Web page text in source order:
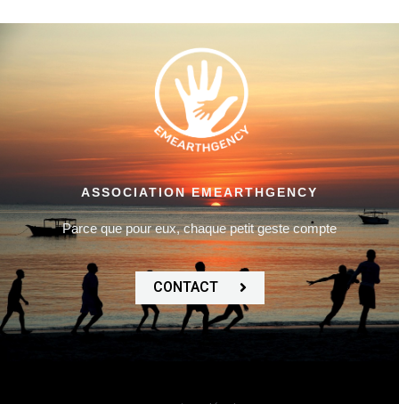
ASSOCIATION EMEARTHGENCY
Parce que pour eux, chaque petit geste compte
CONTACT